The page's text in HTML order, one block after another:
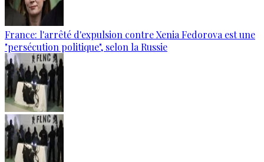
France: l'arrêté d'expulsion contre Xenia Fedorova est une
"persécution politique", selon la Russie